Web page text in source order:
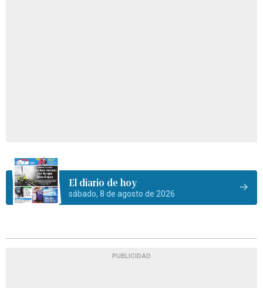
El diario de hoy
sábado, 8 de agosto de 2026
PUBLICIDAD